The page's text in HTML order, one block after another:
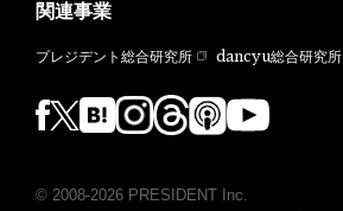
関連事業
プレジデント総合研究所 dancyu総合研究所
© 2008-2026 PRESIDENT Inc.